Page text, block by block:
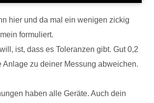
hier und da mal ein wenigen zickig
formuliert.
ist, dass es Toleranzen gibt. Gut 0,2
Anlage zu deiner Messung abweichen.
haben alle Geräte. Auch dein